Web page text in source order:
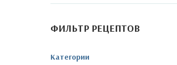
ФИЛЬТР РЕЦЕПТОВ
Категории